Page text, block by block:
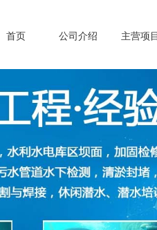
首页 公司介绍 主营项目